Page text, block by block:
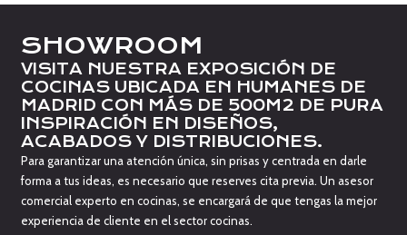
SHOWROOM
VISITA NUESTRA EXPOSICIÓN DE
COCINAS UBICADA EN HUMANES DE
MADRID CON MÁS DE 500M2 DE PURA
INSPIRACIÓN EN DISEÑOS,
ACABADOS Y DISTRIBUCIONES.
Para garantizar una atención única, sin prisas y centrada en darle
forma a tus ideas, es necesario que reserves cita previa. Un asesor
comercial experto en cocinas, se encargará de que tengas la mejor
experiencia de cliente en el sector cocinas.